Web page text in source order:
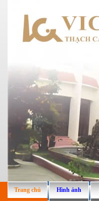
Trang chủ Hình ảnh